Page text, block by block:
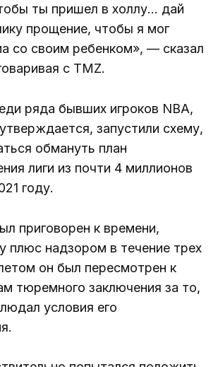
ты пришел в холлу… дай
прощение, чтобы я мог
со своим ребенком», — сказал
с TMZ.
ряда бывших игроков NBA,
запустили схему,
обмануть план
лиги из почти 4 миллионов
году.
приговорен к времени,
плюс надзором в течение трех
он был пересмотрен к
тюремного заключения за то,
условия его